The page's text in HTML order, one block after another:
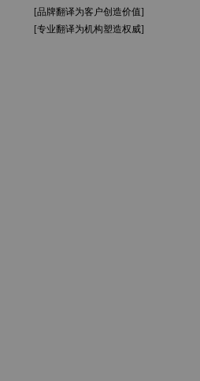
[品牌翻译为客户创造价值]
[专业翻译为机构塑造权威]